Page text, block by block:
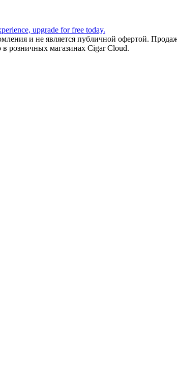
и не является публичной офертой.
в розничных магазинах Cigar Cloud.